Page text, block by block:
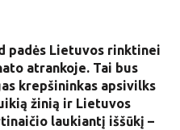
padės Lietuvos rinktinei
atrankoje. Tai bus
krepšininkas apsivilks
žinią ir Lietuvos
laukiantį iššūkį –